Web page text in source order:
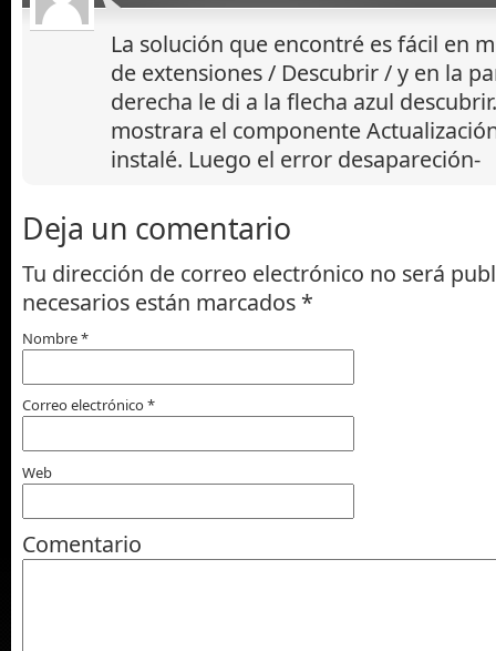
La solución que encontré es fácil en
de extensiones / Descubrir / y en la
derecha le di a la flecha azul
mostrara el componente
instalé. Luego el error desapareción-
Deja un comentario
Tu dirección de correo electrónico no será
necesarios están marcados *
Nombre*
Correo electrónico*
Web
Comentario